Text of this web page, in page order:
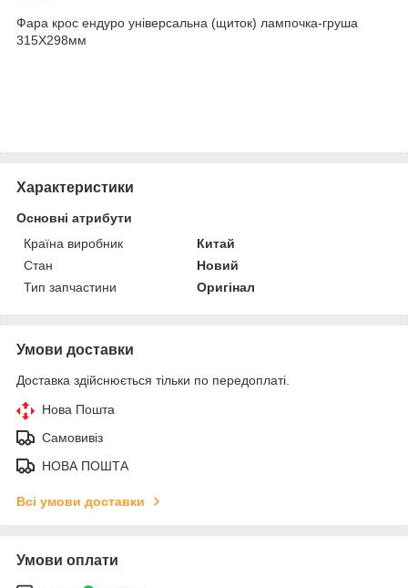
Фара крос ендуро універсальна (щиток) лампочка-груша
315Х298мм
Характеристики
Основні атрибути
Країна виробник
Китай
Стан
Новий
Тип запчастини
Оригінал
Умови доставки
Доставка здійснюється тільки по передоплаті.
Нова Пошта
Самовивіз
НОВА ПОШТА
Всі умови доставки
Умови оплати